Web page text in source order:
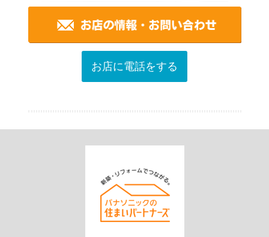
お店に電話をする